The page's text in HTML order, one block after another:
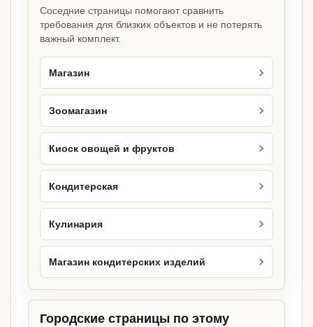
Соседние страницы помогают сравнить
требования для близких объектов и не потерять
важный комплект.
Магазин
Зоомагазин
Киоск овощей и фруктов
Кондитерская
Кулинария
Магазин кондитерских изделий
Городские страницы по этому